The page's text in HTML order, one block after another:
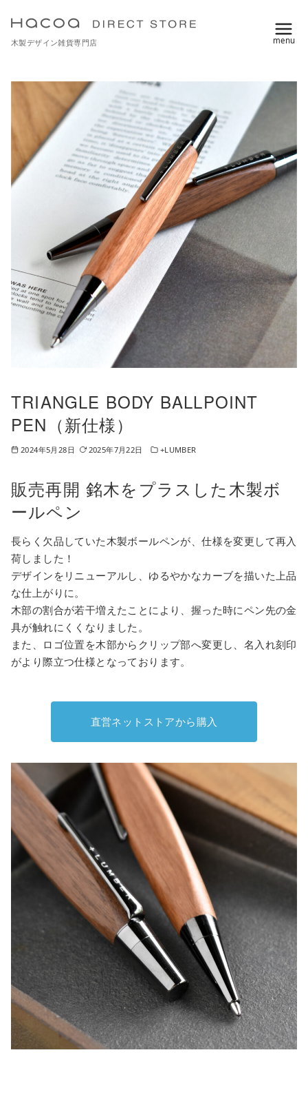
木製デザイン雑貨専門店
TRIANGLE BODY BALLPOINT
PEN（新仕様）
2024年5月28日 2025年7月22日 +LUMBER
販売再開 銘木をプラスした木製ボ
ールペン
長らく欠品していた木製ボールペンが、仕様を変更して再入
荷しました！
デザインをリニューアルし、ゆるやかなカーブを描いた上品
な仕上がりに。
木部の割合が若干増えたことにより、握った時にペン先の金
具が触れにくくなりました。
また、ロゴ位置を木部からクリップ部へ変更し、名入れ刻印
がより際立つ仕様となっております。
直営ネットストアから購入